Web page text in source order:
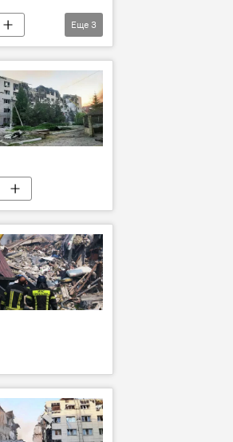
Еще 3